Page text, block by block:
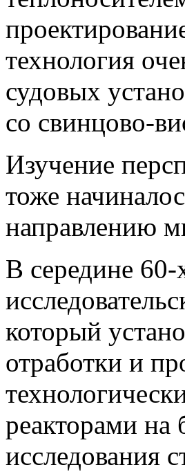
технология
судовых
со свинцово-
Изучение
тоже
направлению
В середине 60-
который
отработки и
реакторами
исследования